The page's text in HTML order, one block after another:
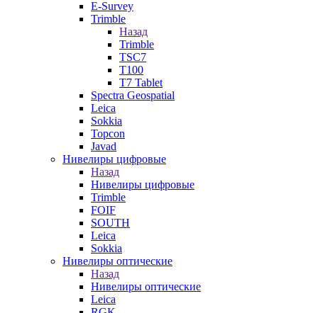
E-Survey
Trimble
Назад
Trimble
TSC7
T100
T7 Tablet
Spectra Geospatial
Leica
Sokkia
Topcon
Javad
Нивелиры цифровые
Назад
Нивелиры цифровые
Trimble
FOIF
SOUTH
Leica
Sokkia
Нивелиры оптические
Назад
Нивелиры оптические
Leica